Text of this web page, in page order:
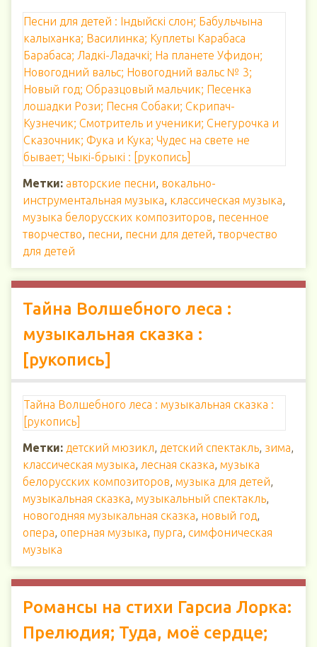
Песни для детей : Індыйскі слон; Бабульчына
калыханка; Василинка; Куплеты Карабаса
Барабаса; Ладкі-Ладачкі; На планете Уфидон;
Новогодний вальс; Новогодний вальс № 3;
Новый год; Образцовый мальчик; Песенка
лошадки Рози; Песня Собаки; Скрипач-
Кузнечик; Смотритель и ученики; Снегурочка и
Сказочник; Фука и Кука; Чудес на свете не
бывает; Чыкі-брыкі : [рукопись]
Метки: авторские песни, вокально-
инструментальная музыка, классическая музыка,
музыка белорусских композиторов, песенное
творчество, песни, песни для детей, творчество
для детей
Тайна Волшебного леса :
музыкальная сказка :
[рукопись]
Тайна Волшебного леса : музыкальная сказка :
[рукопись]
Метки: детский мюзикл, детский спектакль, зима,
классическая музыка, лесная сказка, музыка
белорусских композиторов, музыка для детей,
музыкальная сказка, музыкальный спектакль,
новогодняя музыкальная сказка, новый год,
опера, оперная музыка, пурга, симфоническая
музыка
Романсы на стихи Гарсиа Лорка:
Прелюдия; Туда, моё сердце;